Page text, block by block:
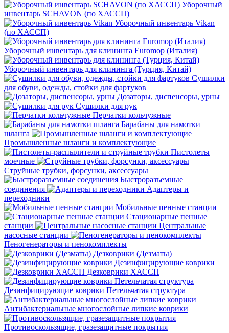
Уборочный
инвентарь SCHAVON (по ХАССП)
Уборочный инвентарь Vikan
(по ХАССП)
Уборочный инвентарь для клининга Euromop (Италия)
Уборочный инвентарь для клининга (Турция, Китай)
Сушилки
для обуви, одежды, стойки для фартуков
Дозаторы, диспенсоры, урны
Сушилки для рук
Перчатки кольчужные
Барабаны для намотки
шланга
Промышленные шланги и комплектующие
Пистолеты
моечные
Струйные трубки, форсунки, аксессуары
Быстроразъемные
соединения
Адаптеры и
переходники
Мобильные пенные станции
Стационарные пенные
станции
Центральные
насосные станции
Пеногенераторы и пенокомплекты
Дезковрики (Дезматы)
Дезинфицирующие коврики
Дезковрики ХАССП
Дезинфицирующие коврики Петельчатая структура
Антибактериальные многослойные липкие коврики
Противоскользящие, гразезащитные покрытия